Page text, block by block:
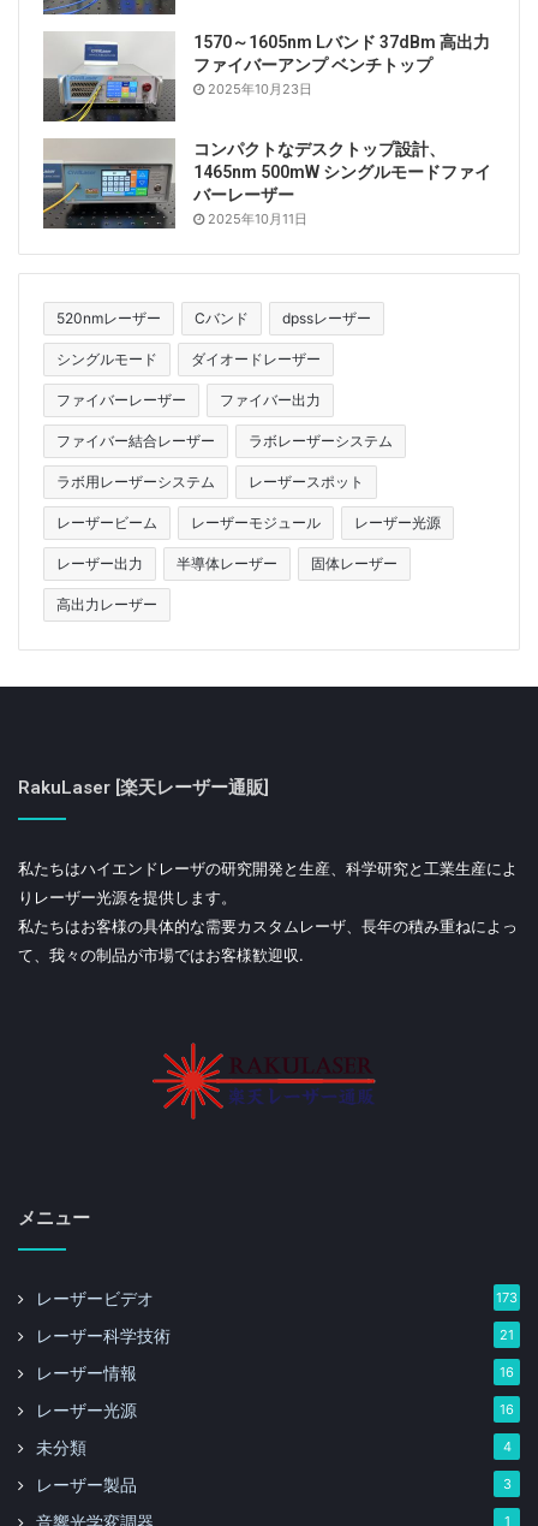
1570～1605nm Lバンド 37dBm 高出力
ファイバーアンプ ベンチトップ
2025年10月23日
コンパクトなデスクトップ設計、
1465nm 500mW シングルモードファイ
バーレーザー
2025年10月11日
520nmレーザー Cバンド dpssレーザー
シングルモード ダイオードレーザー
ファイバーレーザー ファイバー出力
ファイバー結合レーザー ラボレーザーシステム
ラボ用レーザーシステム レーザースポット
レーザービーム レーザーモジュール レーザー光源
レーザー出力 半導体レーザー 固体レーザー
高出力レーザー
RakuLaser [楽天レーザー通販]
私たちはハイエンドレーザの研究開発と生産、科学研究と工業生産によ
りレーザー光源を提供します。
私たちはお客様の具体的な需要カスタムレーザ、長年の積み重ねによっ
て、我々の制品が市場ではお客様歓迎収.
メニュー
レーザービデオ 173
レーザー科学技術 21
レーザー情報 16
レーザー光源 16
未分類 4
レーザー製品 3
1